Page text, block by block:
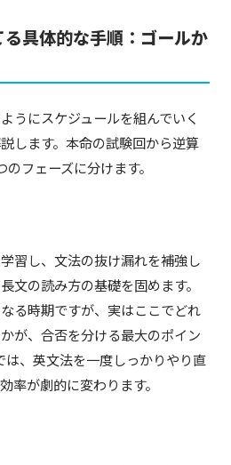
具体的な手順：ゴールか
うにスケジュールを組んでいく
します。本命の試験回から逆算
フェーズに分けます。
習し、文法の抜け漏れを補強し
文の読み方の基礎を固めます。
る時期ですが、実はここでどれ
が、合否を分ける最大のポイン
は、英文法を一度しっかりやり直
率が劇的に変わります。